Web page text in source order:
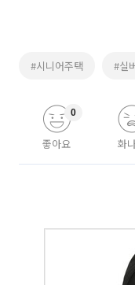
#시니어주택 #실
좋아요
0
화